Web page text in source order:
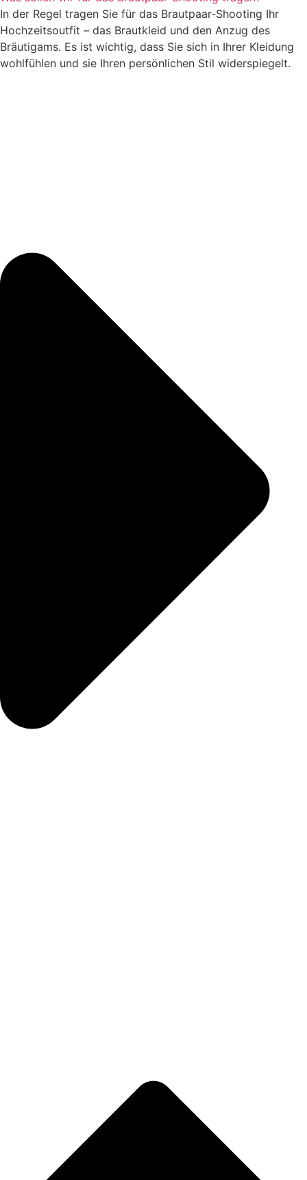
In der Regel tragen Sie für das Brautpaar-Shooting Ihr
Hochzeitsoutfit – das Brautkleid und den Anzug des
Bräutigams. Es ist wichtig, dass Sie sich in Ihrer Kleidung
wohlfühlen und sie Ihren persönlichen Stil widerspiegelt.